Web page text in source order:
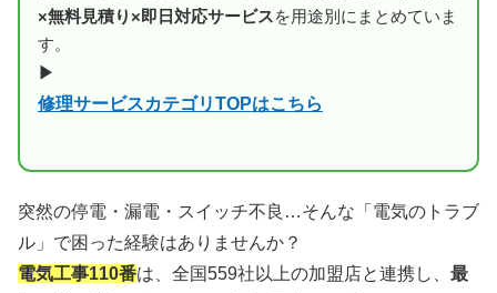
×無料見積り×即日対応サービスを用途別にまとめていま
す。
▶
修理サービスカテゴリTOPはこちら
突然の停電・漏電・スイッチ不良…そんな「電気のトラブ
ル」で困った経験はありませんか？
電気工事110番は、全国559社以上の加盟店と連携し、 最